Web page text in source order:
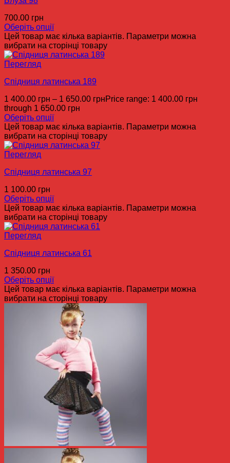
700.00 грн
Оберіть опції
Цей товар має кілька варіантів. Параметри можна
вибрати на сторінці товару
Перегляд
Спідниця латинська 189
1 400.00 грн – 1 650.00 грнPrice range: 1 400.00 грн
through 1 650.00 грн
Оберіть опції
Цей товар має кілька варіантів. Параметри можна
вибрати на сторінці товару
Перегляд
Спідниця латинська 97
1 100.00 грн
Оберіть опції
Цей товар має кілька варіантів. Параметри можна
вибрати на сторінці товару
Перегляд
Спідниця латинська 61
1 350.00 грн
Оберіть опції
Цей товар має кілька варіантів. Параметри можна
вибрати на сторінці товару